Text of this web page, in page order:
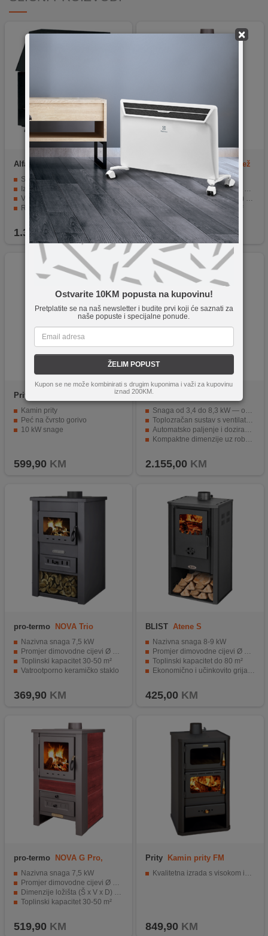
×
Ostvarite 10KM popusta na kupovinu!
Pretplatite se na naš newsletter i budite prvi koji će saznati za
naše popuste i specijalne ponude.
ŽELIM POPUST
Kupon se ne može kombinirati s drugim kuponima i važi za kupovinu
iznad 200KM.
Alfa Plam RUSTIKAL
Snaga od 11kW za snažno grijanje
Izrađen od kvalitetnog liva i debelih limenih ploča
Vatrootporna stakla za prekrasan pogled na vatru
Regulator zraka za lako podešavanje temperature
Efikasan stepen iskorištenja od 71.4 / 75.7%
1.369,00KM
NOVA G Pro, Bež
Nazivna snaga 7,5 kW
Promjer dimovodne cijevi Ø 120 mm
Dimenzije ložišta (Š x V x D) 300 x 430 x 355 mm
Toplinski kapacitet 30-50 m²
Vatrootporno keramičko staklo
519,90KM
Prity
Kamin prity
Peć na čvrsto gorivo
10 kW snage
599,90 KM
Centrometal
Snaga od 3,4 do 8,3 kW — optimizacija grijanja prema potrebama
Toplozračan sustav s ventilatorom — brza i ujednačena distribucija topline
Automatsko paljenje i doziranje peleta — udobnost bez stalnih intervencija
Kompaktne dimenzije uz robusnu konstrukciju
2.155,00 KM
pro-termo NOVA Trio
Nazivna snaga 7,5 kW
Promjer dimovodne cijevi Ø 120 mm
Toplinski kapacitet 30-50 m²
Vatrootporno keramičko staklo
369,90 KM
BLIST Atene S
Nazivna snaga 8-9 kW
Promjer dimovodne cijevi Ø 120 mm
Toplinski kapacitet do 80 m²
Ekonomično i učinkovito grijanje
425,00 KM
pro-termo
NOVA G Pro,
Nazivna snaga 7,5 kW
Promjer dimovodne cijevi Ø 120 mm
Dimenzije ložišta (Š x V x D) 300 x 430 x 355 mm
Toplinski kapacitet 30-50 m²
519,90 KM
Prity Kamin prity FM
Kvalitetna izrada s visokom iskoristivošću
849,90 KM